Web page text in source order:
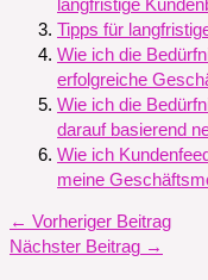
langfristige
Tipps für
Wie ich die
erfolgreiche
Wie ich die
darauf basierend
Wie ich
meine
← Vorheriger Beitrag
Nächster Beitrag →